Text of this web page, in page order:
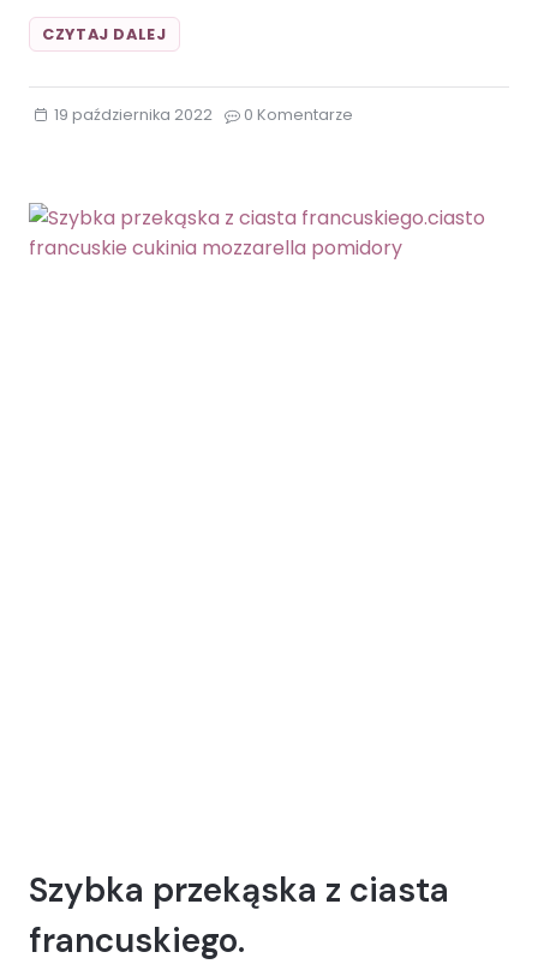
CZYTAJ DALEJBRUKSELKA
ZAPIEKANA
PIERZYNKĄ.BRUKSELKA
ŚMIETANKA
ZAPIEKANKA
19 października 2022 0 Komentarze
Szybka przekąska z ciasta
francuskiego.